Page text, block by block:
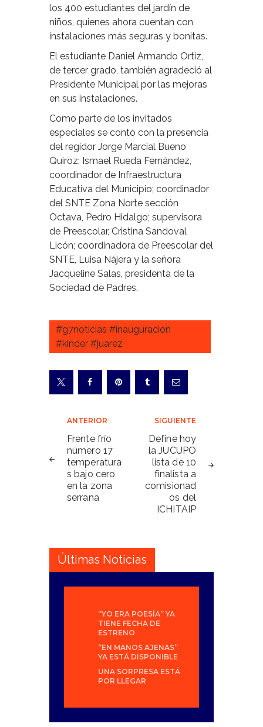
los 400 estudiantes del jardín de
niños, quienes ahora cuentan con
instalaciones más seguras y bonitas.
El estudiante Daniel Armando Ortiz,
de tercer grado, también agradeció al
Presidente Municipal por las mejoras
en sus instalaciones.
Como parte de los invitados
especiales se contó con la presencia
del regidor Jorge Marcial Bueno
Quiroz; Ismael Rueda Fernández,
coordinador de Infraestructura
Educativa del Municipio; coordinador
del SNTE Zona Norte sección
Octava, Pedro Hidalgo; supervisora
de Preescolar, Cristina Sandoval
Licón; coordinadora de Preescolar del
SNTE, Luisa Nájera y la señora
Jacqueline Salas, presidenta de la
Sociedad de Padres.
#g7noticias #inauguracion
#kinder #juarez
Navegación
de
entradas
ANTERIOR
Frente frío
número 17
temperatura
s bajo cero
en la zona
serrana
SIGUIENTE
Define hoy
la JUCUPO
lista de 10
finalista a
comisionad
os del
ICHITAIP
Últimas Noticias
“YO ERA POESÍA” YA
TIENE FECHA DE
ESTRENO
“EN MANOS AJENAS”
YA ESTÁ DISPONIBLE
UNA SORPRESA ESTÁ
POR LLEGAR